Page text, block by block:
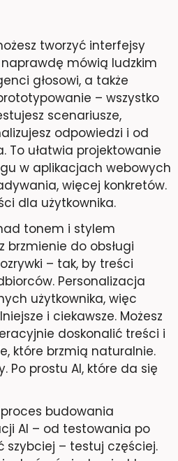
tworzyć interfejsy
mówią ludzkim
głosowi, a także
– wszystko
scenariusze,
odpowiedzi i od
To ułatwia projektowanie
w aplikacjach webowych
więcej konkretów.
dla użytkownika.
tonem i stylem
brzmienie do obsługi
– tak, by treści
Personalizacja
użytkownika, więc
i ciekawsze. Możesz
doskonalić treści i
które brzmią naturalnie.
Po prostu AI, które da się
budowania
AI – od testowania po
szybciej – testuj częściej.